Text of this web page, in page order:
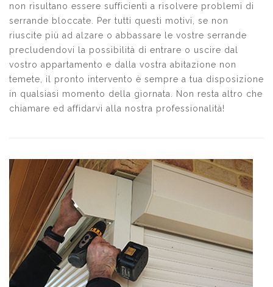
non risultano essere sufficienti a risolvere problemi di
serrande bloccate. Per tutti questi motivi, se non
riuscite più ad alzare o abbassare le vostre serrande
precludendovi la possibilità di entrare o uscire dal
vostro appartamento e dalla vostra abitazione non
temete, il pronto intervento è sempre a tua disposizione
in qualsiasi momento della giornata. Non resta altro che
chiamare ed affidarvi alla nostra professionalità!